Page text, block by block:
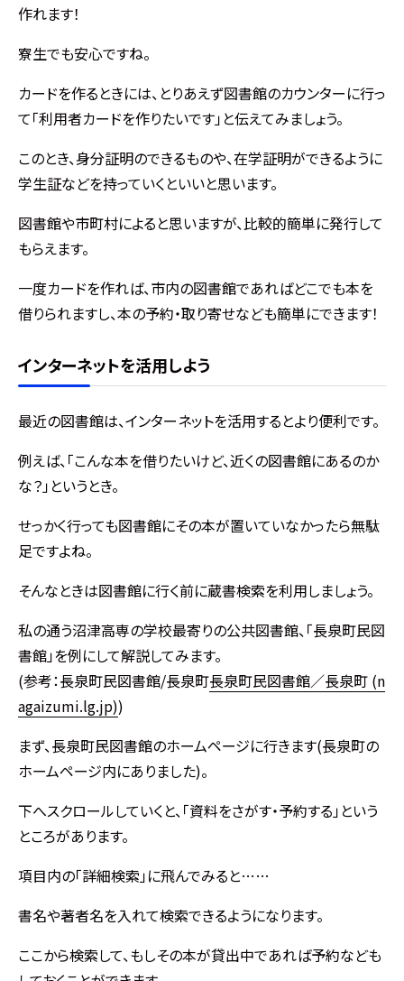
作れます！
寮生でも安心ですね。
カードを作るときには、とりあえず図書館のカウンターに行っ
て「利用者カードを作りたいです」と伝えてみましょう。
このとき、身分証明のできるものや、在学証明ができるように
学生証などを持っていくといいと思います。
図書館や市町村によると思いますが、比較的簡単に発行して
もらえます。
一度カードを作れば、市内の図書館であればどこでも本を
借りられますし、本の予約・取り寄せなども簡単にできます！
インターネットを活用しよう
最近の図書館は、インターネットを活用するとより便利です。
例えば、「こんな本を借りたいけど、近くの図書館にあるのか
な？」というとき。
せっかく行っても図書館にその本が置いていなかったら無駄
足ですよね。
そんなときは図書館に行く前に蔵書検索を利用しましょう。
私の通う沼津高専の学校最寄りの公共図書館、「長泉町民図
書館」を例にして解説してみます。
(参考：長泉町民図書館/長泉町長泉町民図書館／長泉町 (n
agaizumi.lg.jp))
まず、長泉町民図書館のホームページに行きます(長泉町の
ホームページ内にありました)。
下へスクロールしていくと、「資料をさがす・予約する」という
ところがあります。
項目内の「詳細検索」に飛んでみると……
書名や著者名を入れて検索できるようになります。
ここから検索して、もしその本が貸出中であれば予約なども